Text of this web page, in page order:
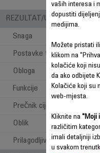
REZULTAT/UPOTREBA
Snaga
Postavke temperature
Obloga
Funkcije
Prečnik cijevi
Oblik
Prilagodljiva temperatura
vaših interesa i
dopustiti
medijima.
Možete pristati
klikom na
kolačiće koji
da ako odbijete
Kolačiće koji su
web-mjesta.
Kliknite na "Moji
različitim
imali detaljniji
u svakom